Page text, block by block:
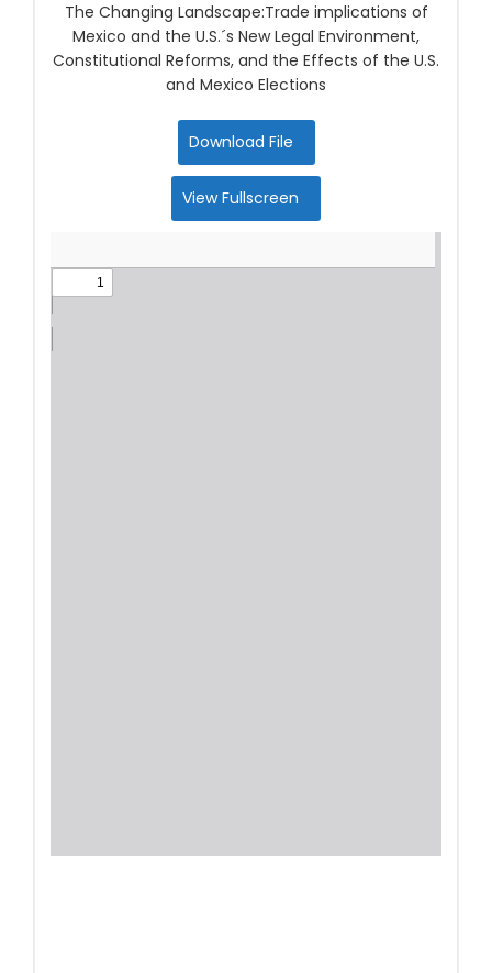
The Changing Landscape:Trade implications of
Mexico and the U.S.´s New Legal Environment,
Constitutional Reforms, and the Effects of the U.S.
and Mexico Elections
Download File
View Fullscreen